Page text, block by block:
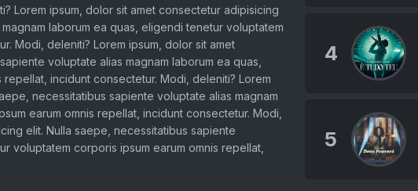
Lorem ipsum, dolor sit amet consectetur adipisicing
laborum ea quas, eligendi tenetur voluptatem
Modi, deleniti? Lorem ipsum, dolor sit amet
voluptate alias magnam laborum ea quas,
incidunt consectetur. Modi, deleniti? Lorem
necessitatibus sapiente voluptate alias magnam
earum omnis repellat, incidunt consectetur. Modi,
elit. Nulla saepe, necessitatibus sapiente
voluptatem corporis ipsum earum omnis repellat,
4
5